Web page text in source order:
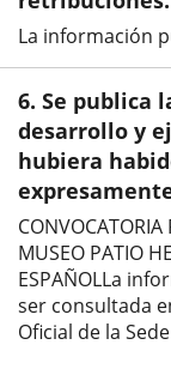
La información
6. Se publica
desarrollo y
hubiera
CONVOCATORIA
MUSEO PATIO
ESPAÑOLLa
ser consultada
Oficial de la